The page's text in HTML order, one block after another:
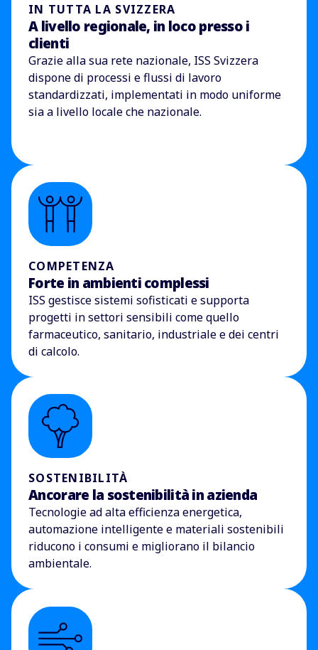
IN TUTTA LA SVIZZERA
A livello regionale, in loco presso i
clienti
Grazie alla sua rete nazionale, ISS Svizzera
dispone di processi e flussi di lavoro
standardizzati, implementati in modo uniforme
sia a livello locale che nazionale.
COMPETENZA
Forte in ambienti complessi
ISS gestisce sistemi sofisticati e supporta
progetti in settori sensibili come quello
farmaceutico, sanitario, industriale e dei centri
di calcolo.
SOSTENIBILITÀ
Ancorare la sostenibilità in azienda
Tecnologie ad alta efficienza energetica,
automazione intelligente e materiali sostenibili
riducono i consumi e migliorano il bilancio
ambientale.